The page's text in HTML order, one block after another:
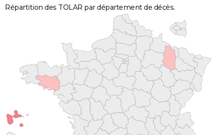
Répartition des TOLAR par département de décès.